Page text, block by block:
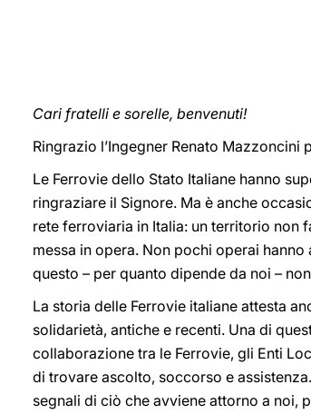
Cari fratelli e sorelle, benvenuti!
Ringrazio l’Ingegner Renato
Le Ferrovie dello Stato Italiane hanno
ringraziare il Signore. Ma è anche
rete ferroviaria in Italia: un territorio non
messa in opera. Non pochi operai
questo – per quanto dipende da noi –
La storia delle Ferrovie italiane attesta
solidarietà, antiche e recenti. Una di
collaborazione tra le Ferrovie, gli Enti
di trovare ascolto, soccorso e
segnali di ciò che avviene attorno a noi,